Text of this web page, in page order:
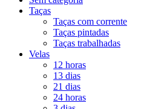
Taças
Taças com corrente
Taças pintadas
Taças trabalhadas
Velas
12 horas
13 dias
21 dias
24 horas